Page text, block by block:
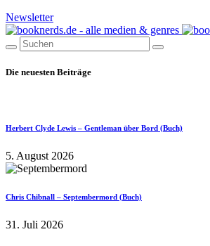
Newsletter
Die neuesten Beiträge
Herbert Clyde Lewis – Gentleman über Bord (Buch)
5. August 2026
Chris Chibnall – Septembermord (Buch)
31. Juli 2026